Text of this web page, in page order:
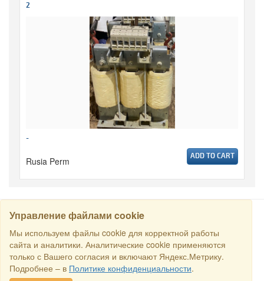
2
-
Rusia Perm ADD TO CART
Управление файлами cookie
Мы используем файлы cookie для корректной работы
сайта и аналитики. Аналитические cookie применяются
только с Вашего согласия и включают Яндекс.Метрику.
Подробнее – в Политике конфиденциальности.
CARI
Semua hak dilindungi undang-undang © 2016 Торговый Дом
РСДС. E-mail:sales@rstradehouse.com, Alamat: Jl. Malaya